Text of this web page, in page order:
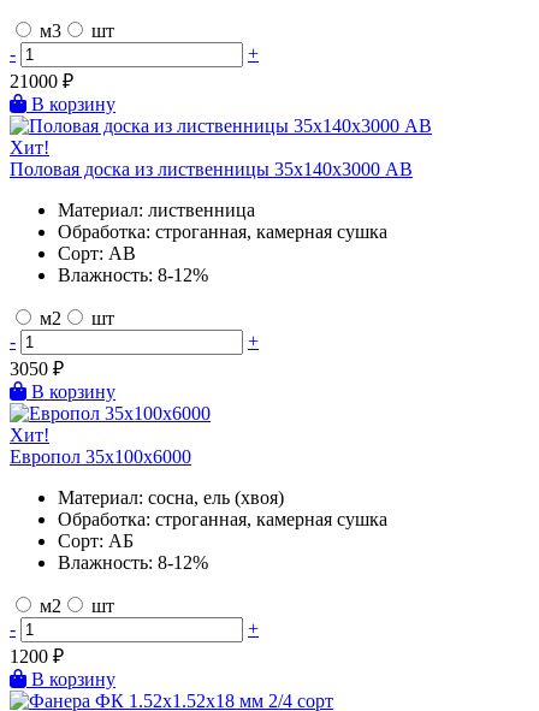
м3
шт
-
+
21000 ₽
В корзину
Хит!
Половая доска из лиственницы 35х140х3000 AB
Материал: лиственница
Обработка: строганная, камерная сушка
Сорт: AB
Влажность: 8-12%
м2
шт
-
+
3050 ₽
В корзину
Хит!
Европол 35х100х6000
Материал: сосна, ель (хвоя)
Обработка: строганная, камерная сушка
Сорт: АБ
Влажность: 8-12%
м2
шт
-
+
1200 ₽
В корзину